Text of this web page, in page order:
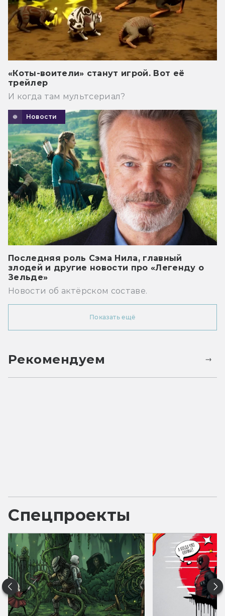
«Коты-воители» станут игрой. Вот её
трейлер
И когда там мультсериал?
Новости
Последняя роль Сэма Нила, главный
злодей и другие новости про «Легенду о
Зельде»
Новости об актёрском составе.
Показать ещё
Рекомендуем
Спецпроекты